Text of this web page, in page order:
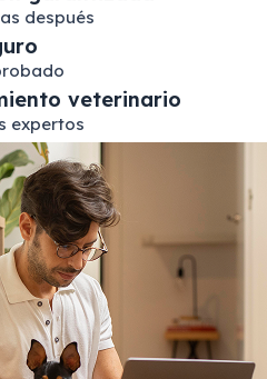
después
veterinario
expertos